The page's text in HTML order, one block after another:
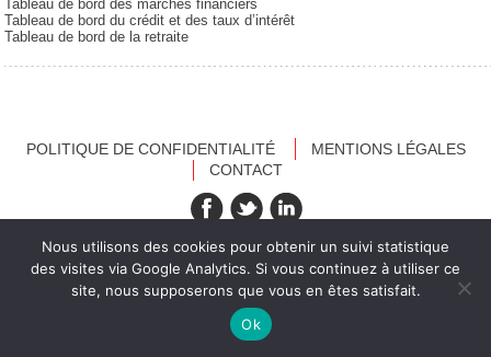
Tableau de bord des marchés financiers
Tableau de bord du crédit et des taux d’intérêt
Tableau de bord de la retraite
POLITIQUE DE CONFIDENTIALITÉ
MENTIONS LÉGALES
CONTACT
recevez nos newsletters
Nous utilisons des cookies pour obtenir un suivi statistique
des visites via Google Analytics. Si vous continuez à utiliser ce
site, nous supposerons que vous en êtes satisfait.
Ok